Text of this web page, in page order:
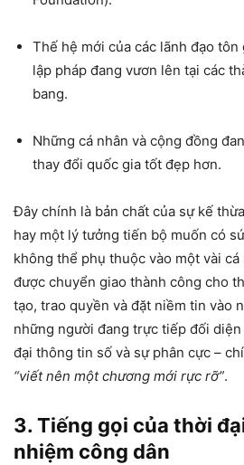
Thế hệ mới của các lãnh đạo tôn
lập pháp đang vươn lên tại các
bang.
Những cá nhân và cộng đồng
thay đổi quốc gia tốt đẹp hơn.
Đây chính là bản chất của sự kế
hay một lý tưởng tiến bộ muốn có
không thể phụ thuộc vào một vài
được chuyển giao thành công cho
tạo, trao quyền và đặt niềm tin vào
những người đang trực tiếp đối
đại thông tin số và sự phân cực –
“viết nên một chương mới rực rỡ”.
3. Tiếng gọi của thời
nhiệm công dân